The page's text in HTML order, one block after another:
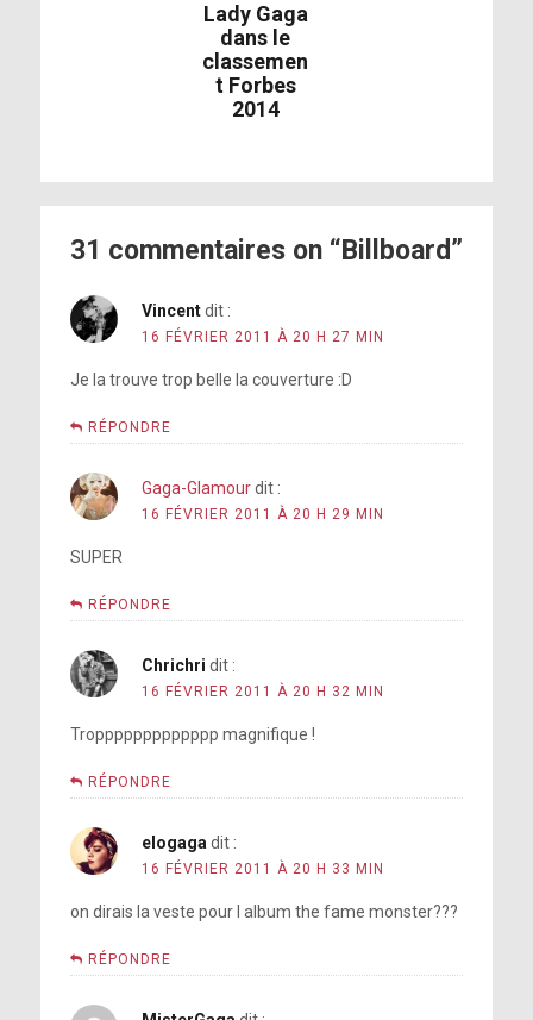
Lady Gaga
dans le
classemen
t Forbes
2014
31 commentaires on “Billboard”
Vincent dit :
16 FÉVRIER 2011 À 20 H 27 MIN
Je la trouve trop belle la couverture :D
RÉPONDRE
Gaga-Glamour dit :
16 FÉVRIER 2011 À 20 H 29 MIN
SUPER
RÉPONDRE
Chrichri dit :
16 FÉVRIER 2011 À 20 H 32 MIN
Troppppppppppppp magnifique !
RÉPONDRE
elogaga dit :
16 FÉVRIER 2011 À 20 H 33 MIN
on dirais la veste pour l album the fame monster???
RÉPONDRE